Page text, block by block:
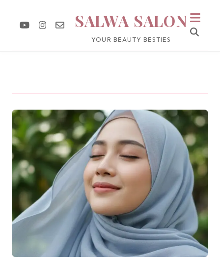
SALWA SALON
YOUR BEAUTY BESTIES